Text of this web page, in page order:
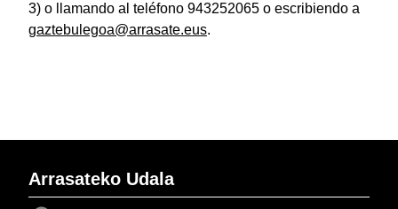
3) o llamando al teléfono 943252065 o escribiendo a
gaztebulegoa@arrasate.eus.
Arrasateko Udala